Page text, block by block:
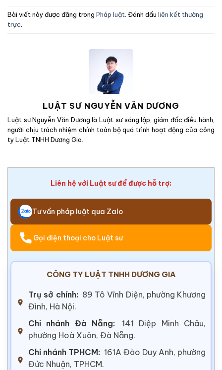
Bài viết này được đăng trong Pháp luật . Đánh dấu liên kết thường
trực
LUẬT SƯ NGUYỄN VĂN DƯƠNG
Luật sư Nguyễn Văn Dương là Luật sư sáng lập, giám đốc điều hành,
người chịu trách nhiệm chính toàn bộ quá trình hoạt động của công
ty Luật TNHH Dương Gia.
Liên hệ với Luật sư để được hỗ trợ:
Tư vấn pháp luật qua Zalo
Gọi điện thoại cho Luật sư
CÔNG TY LUẬT TNHH DƯƠNG GIA
Trụ sở chính: 89 Tô Vĩnh Diện, phường Khương
Đình, Hà Nội.
Chi nhánh Đà Nẵng:
141 Diệp Minh Châu,
phường Hoà Xuân, Đà Nẵng.
Chi nhánh TPHCM: 161A Đào Duy Anh, phường
Đức Nhuận, TPHCM.